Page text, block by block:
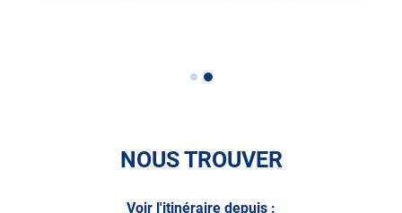
NOUS TROUVER
Voir l'itinéraire depuis :